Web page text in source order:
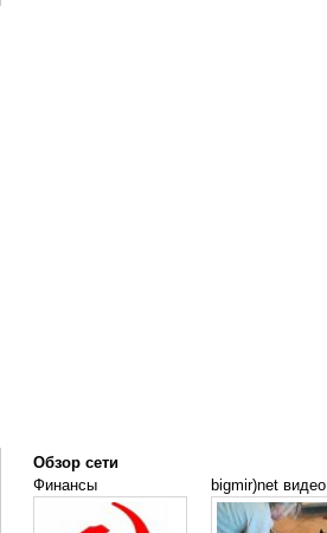
Обзор сети
Финансы
bigmir)net видео